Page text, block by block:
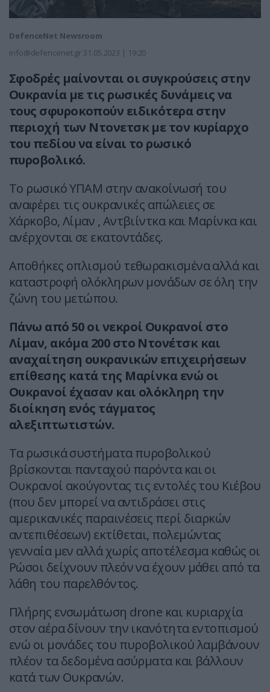
DefenceNet Newsroom
info@defencenet.gr 31.05.2023 | 19:20
Σφοδρές μαίνονται οι συγκρούσεις στην
Ουκρανία με τις ρωσικές δυνάμεις να
τους σφυροκοπούν ειδικότερα στην
περιοχή των Ντονετσκ με τον κυρίαρχο
του πεδίου να είναι το ρωσικό
πυροβολικό.
Το ρωσικό ΥΠΑΜ στην ανακοίνωσή του
αναφέρει τις ουκρανικές απώλειες σε
Χάρκοβο, Λίμαν , Αντβιίντκα και Μαρίνκα και
ανέρχονται σε εκατοντάδες.
Αποθήκες οπλισμού τεθωρακισμένα αλλά και
καταστροφή ολόκληρων μονάδων σε όλη την
ζώνη του μετώπου.
Πάνω από 50 οι νεκροί Ουκρανοί στο
Λίμαν, ακόμα 200 στο Ντονέτσκ και
αναχαίτηση ουκρανικών επιχειρήσεων
επίθεσης κατά της Μαρίνκα ενώ οι
Ουκρανοί έχασαν και ολόκληρη την
διοίκηση ενός τάγματος
αλεξιπτωτιστών.
Τα ρωσικά συστήματα πυροβολικού
βρίσκονται πανταχού παρόντα και οι
Ουκρανοί ακούγοντας τις εντολές του Κιέβου
(που δεν μπορεί να αντιδράσει στις
αμερικανικές παραινέσεις περί διαρκών
αντεπιθέσεων) εκτίθεται, πολεμώντας
γενναία μεν αλλά χωρίς αποτέλεσμα καθώς οι
Ρώσοι δείχνουν πλεόν να έχουν μάθει από τα
λάθη του παρελθόντος.
Πλήρης ενσωμάτωση drone και κυριαρχία
στον αέρα δίνουν την ικανότητα εντοπισμού
ενώ οι μονάδες του πυροβολικού λαμβάνουν
πλέον τα δεδομένα ασύρματα και βάλλουν
κατά των Ουκρανών.